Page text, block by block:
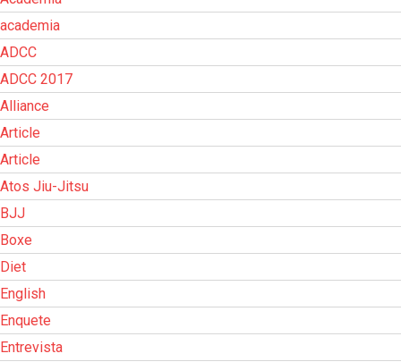
academia
ADCC
ADCC 2017
Alliance
Article
Article
Atos Jiu-Jitsu
BJJ
Boxe
Diet
English
Enquete
Entrevista